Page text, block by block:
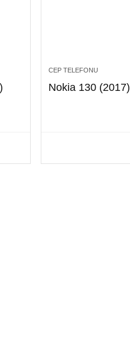
CEP TELEFONU
Nokia 130 (2017)